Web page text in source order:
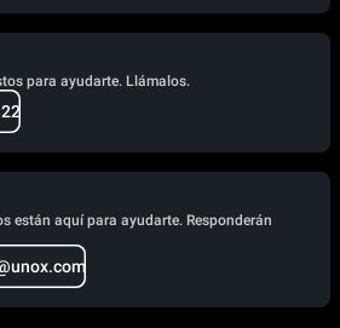
para ayudarte. Llámalos.
están aquí para ayudarte. Responderán